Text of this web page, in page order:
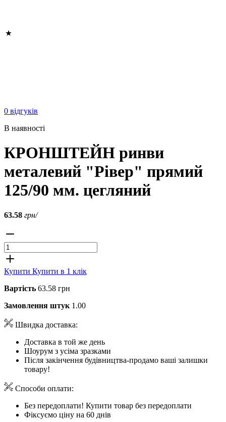
0 відгуків
В наявності
КРОНШТЕЙН ринви
металевий "Рівер" прямий
125/90 мм. цегляний
63.58 грн/
Купити Купити в 1 клік
Вартість 63.58 грн
Замовлення штук 1.00
Швидка доставка:
Доставка в той же день
Шоурум з усіма зразками
Після закінчення будівництва-продамо ваші залишки
товару!
Способи оплати:
Без передоплати! Купити товар без передоплати
Фіксуємо ціну на 60 днів